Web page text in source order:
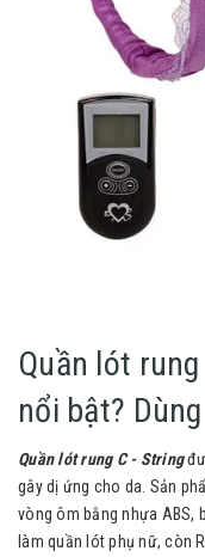
Quần lót
nổi bật?
Quần lót rung C - String
gây dị ứng cho da. Sản
vòng ôm bằng nhựa ABS,
làm quần lót phụ nữ, còn